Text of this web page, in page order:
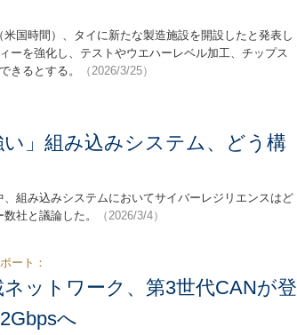
国時間）、タイに新たな製造施設を開設したと発表し
ーを強化し、テストやウエハーレベル加工、チップス
きるとする。
（2026/3/25）
い」組み込みシステム、どう構
組み込みシステムにおいてサイバーレジリエンスはど
社と議論した。
（2026/3/4）
ート：
ットワーク、第3世代CANが登
へ